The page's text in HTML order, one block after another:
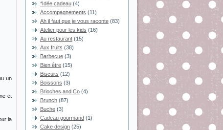
un
et
la
*Idée cadeau (4)
Accompagnements (11)
Ah il faut que je vous raconte (83)
Atelier pour les kids (16)
Au restaurant (15)
Aux fruits (38)
Barbecue (3)
Bien être (15)
Biscuits (12)
Boissons (3)
Brioches and Co (4)
Brunch (87)
Buche (3)
Cadeau gourmand (1)
Cake design (25)